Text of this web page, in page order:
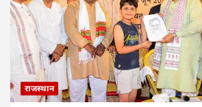
राजस्थान